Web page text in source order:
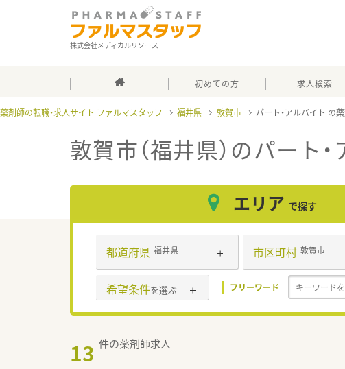
株式会社メディカルリソース
初めての方 求人検索
薬剤師の転職・求人サイト ファルマスタッフ 福井県 敦賀市 パート・アルバイト
敦賀市（福井県）のパート
エリア で探す
都道府県 福井県 市区町村 敦賀市
希望条件を選ぶ フリーワード
13 件の薬剤師求人